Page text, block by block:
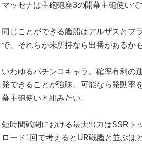
マッセナは主砲砲座3の開幕主砲使いで
同じことができる艦船はアルザスとフ
で、それらが未所持なら出番があるか
いわゆるパチンコキャラ。確率有利の
発できることが強味。可能なら発動率
幕主砲使いと組みたい。
短時間戦闘における最大出力はSSRト
ロード1回で考えるとUR戦艦と並ぶほど